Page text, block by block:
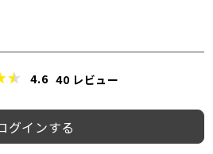
4.6 40 レビュー
グインする